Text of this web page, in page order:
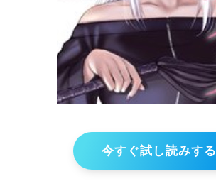
今すぐ試し読みする